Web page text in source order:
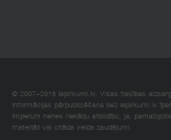
© 2007–2018 Iepirkumi.lv. Visas tiesības
Informācijas pārpublicēšana bez iepirkumi.lv
Imperum nenes nekādu atbildību, ja,
materiāli vai citāda veida zaudējumi.